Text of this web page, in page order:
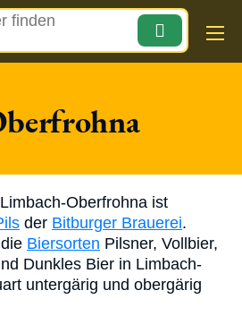
Magazin
Oberfrohna ist
der Bitburger Brauerei.
Biersorten Pilsner, Vollbier,
Dunkles Bier in Limbach-
untergärig und obergärig